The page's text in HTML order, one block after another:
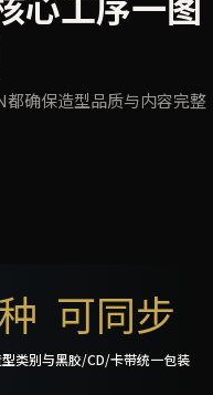
确保造型品质与内容完整
类别
可同步
与黑胶/CD/卡带统一包装